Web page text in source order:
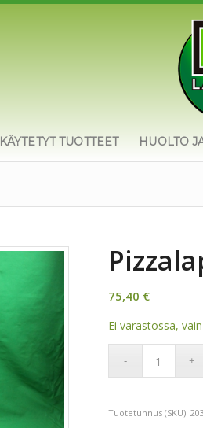
KÄYTETYT TUOTTEET HUOLTO
75,40 €
Ei varastossa,
Tuotetunnus (SKU):